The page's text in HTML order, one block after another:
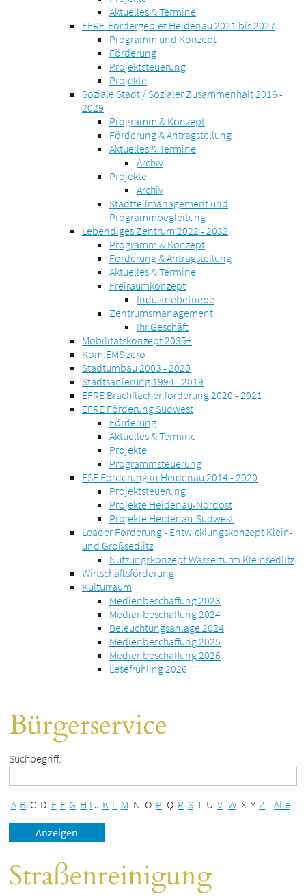
Aktuelles & Termine
EFRE-Fördergebiet Heidenau 2021 bis 2027
Programm und Konzept
Förderung
Projektsteuerung
Projekte
Soziale Stadt / Sozialer Zusammenhalt 2016 -
2029
Programm & Konzept
Förderung & Antragstellung
Aktuelles & Termine
Archiv
Projekte
Archiv
Stadtteilmanagement und
Programmbegleitung
Lebendiges Zentrum 2022 - 2032
Programm & Konzept
Förderung & Antragstellung
Aktuelles & Termine
Freiraumkonzept
Industriebetriebe
Zentrumsmanagement
Ihr Geschäft
Mobilitätskonzept 2035+
Kom.EMS zero
Stadtumbau 2003 - 2020
Stadtsanierung 1994 - 2019
EFRE Brachflächenförderung 2020 - 2021
EFRE Förderung Südwest
Förderung
Aktuelles & Termine
Projekte
Programmsteuerung
ESF Förderung in Heidenau 2014 - 2020
Projektsteuerung
Projekte Heidenau-Nordost
Projekte Heidenau-Südwest
Leader Förderung - Entwicklungskonzept Klein-
und Großsedlitz
Nutzungskonzept Wasserturm Kleinsedlitz
Wirtschaftsförderung
Kulturraum
Medienbeschaffung 2023
Medienbeschaffung 2024
Beleuchtungsanlage 2024
Medienbeschaffung 2025
Medienbeschaffung 2026
Lesefrühling 2026
Bürgerservice
Suchbegriff:
A B C D E F G H I J K L M N O P Q R S T U V W X Y Z Alle
Straßenreinigung